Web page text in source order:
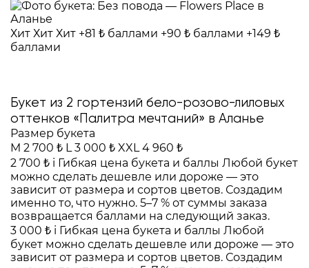
Хит Хит Хит +81 ₺ баллами +90 ₺ баллами +149 ₺
баллами
Букет из 2 гортензий бело-розово-лиловых
оттенков «Палитра мечтаний» в Аланье
Размер букета
M 2 700 ₺ L 3 000 ₺ XXL 4 960 ₺
2 700 ₺ i Гибкая цена букета и баллы Любой букет
можно сделать дешевле или дороже — это
зависит от размера и сортов цветов. Создадим
именно то, что нужно. 5–7 % от суммы заказа
возвращается баллами на следующий заказ.
3 000 ₺ i Гибкая цена букета и баллы Любой
букет можно сделать дешевле или дороже — это
зависит от размера и сортов цветов. Создадим